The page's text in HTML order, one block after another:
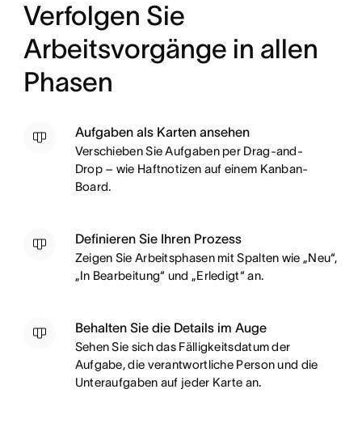
Verfolgen Sie
Arbeitsvorgänge in allen
Phasen
Aufgaben als Karten ansehen
Verschieben Sie Aufgaben per Drag-and-
Drop – wie Haftnotizen auf einem Kanban-
Board.
Definieren Sie Ihren Prozess
Zeigen Sie Arbeitsphasen mit Spalten wie „Neu“,
„In Bearbeitung“ und „Erledigt“ an.
Behalten Sie die Details im Auge
Sehen Sie sich das Fälligkeitsdatum der
Aufgabe, die verantwortliche Person und die
Unteraufgaben auf jeder Karte an.